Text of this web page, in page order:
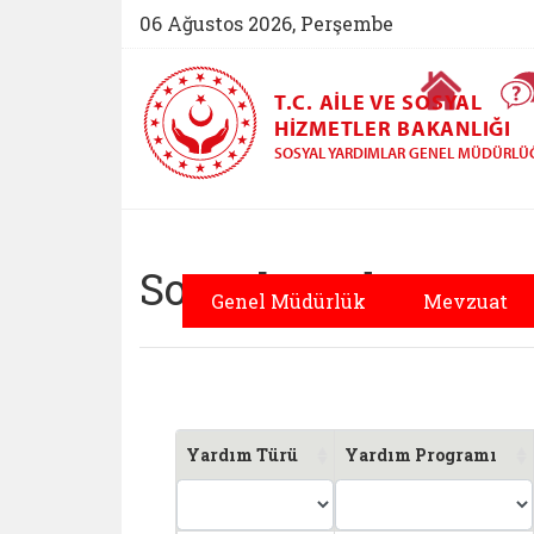
06 Ağustos 2026, Perşembe
Ana Sayfa
T.C. AILE VE SOSYAL
HIZMETLER BAKANLIĞI
SOSYAL YARDIMLAR GENEL
Genel Müdürlük Mevzuat
Sosyal Yardım
Yardım Türü Yardım Programı